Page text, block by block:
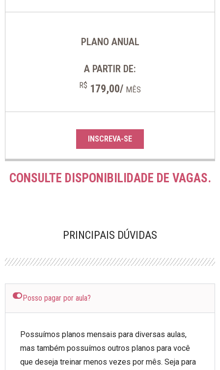
PLANO ANUAL
A PARTIR DE:
R$ 179,00/ MÊS
INSCREVA-SE
CONSULTE DISPONIBILIDADE DE VAGAS.
PRINCIPAIS DÚVIDAS
Posso pagar por aula?
Possuímos planos mensais para diversas aulas,
mas também possuímos outros planos para você
que deseja treinar menos vezes por mês. Seja para